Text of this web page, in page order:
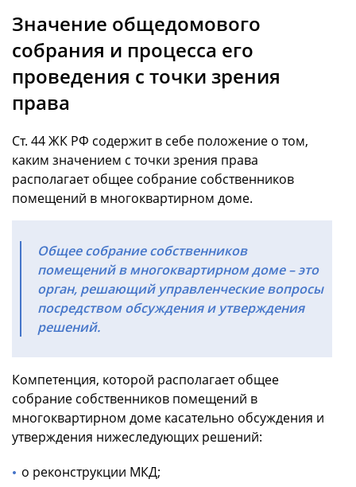
Значение общедомового
собрания и процесса его
проведения с точки зрения
права
Ст. 44 ЖК РФ содержит в себе положение о том,
каким значением с точки зрения права
располагает общее собрание собственников
помещений в многоквартирном доме.
Общее собрание собственников
помещений в многоквартирном доме – это
орган, решающий управленческие вопросы
посредством обсуждения и утверждения
решений.
Компетенция, которой располагает общее
собрание собственников помещений в
многоквартирном доме касательно обсуждения и
утверждения нижеследующих решений:
о реконструкции МКД;